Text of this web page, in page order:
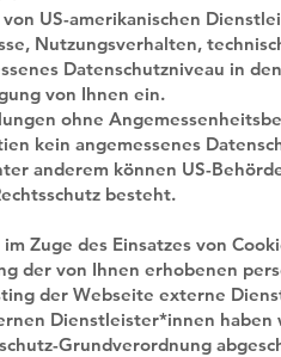
US-amerikanischen
Nutzungsverhalten,
Datenschutzniveau in
von Ihnen ein.
ohne
kein angemessenes
anderem können US-
besteht.
Zuge des Einsatzes von
der von Ihnen erhobenen
der Webseite externe
Dienstleister*innen
Grundverordnung